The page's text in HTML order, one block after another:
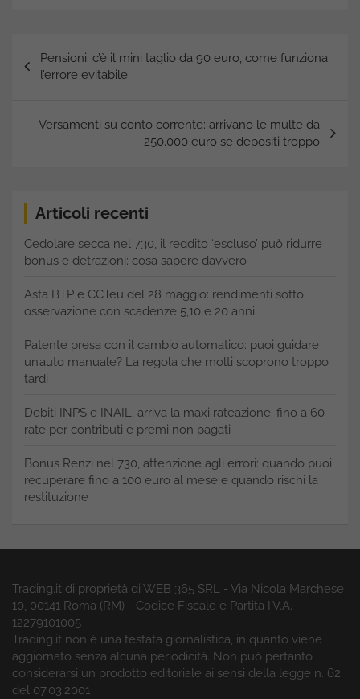
Navigazione
articoli
Pensioni: c’è il mini taglio da 90 euro, come funziona
l’errore evitabile
Versamenti su conto corrente: arrivano le multe da
250.000 euro se depositi troppo
Articoli recenti
Cedolare secca nel 730, il reddito ‘escluso’ può ridurre
bonus e detrazioni: cosa sapere davvero
Asta BTP e CCTeu del 28 maggio: rendimenti sotto
osservazione con scadenze 5,10 e 20 anni
Patente presa con il cambio automatico: puoi guidare
un’auto manuale? La regola che molti scoprono troppo
tardi
Debiti INPS e INAIL, arriva la maxi rateazione: fino a 60
rate per contributi e premi non pagati
Bonus Renzi nel 730, attenzione agli errori: quando puoi
recuperare fino a 100 euro al mese e quando rischi la
restituzione
Trading.it di proprietà di WEB 365 SRL - Via Nicola Marchese
10, 00141 Roma (RM) - Codice Fiscale e Partita I.V.A.
12279101005
Trading.it non è una testata giornalistica, in quanto viene
aggiornato senza alcuna periodicità. Non può pertanto
considerarsi un prodotto editoriale ai sensi della legge n. 62
del 07.03.2001